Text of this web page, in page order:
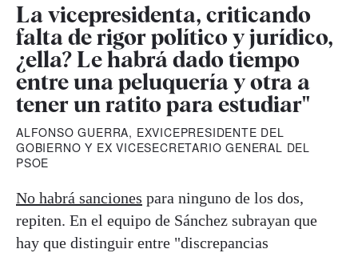
La vicepresidenta, criticando
falta de rigor político y jurídico,
¿ella? Le habrá dado tiempo
entre una peluquería y otra a
tener un ratito para estudiar"
ALFONSO GUERRA, EXVICEPRESIDENTE DEL
GOBIERNO Y EX VICESECRETARIO GENERAL DEL
PSOE
No habrá sanciones para ninguno de los dos,
repiten. En el equipo de Sánchez subrayan que
hay que distinguir entre "discrepancias